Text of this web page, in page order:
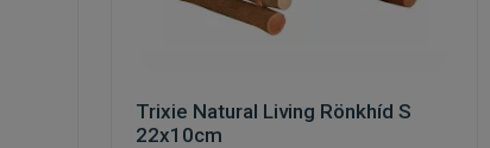
Trixie Natural Living Rönkhíd S
22x10cm